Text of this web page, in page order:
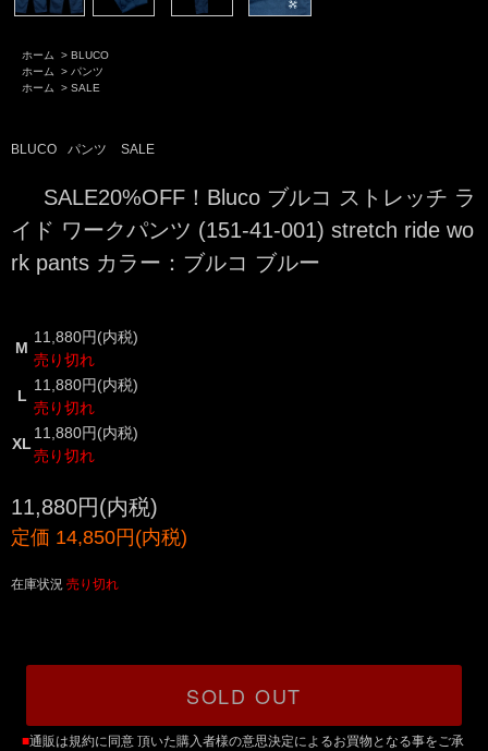
ホーム > BLUCO
ホーム
> パンツ
ホーム
> SALE
BLUCO パンツ SALE
SALE20%OFF！Bluco ブルコ ストレッチ ラ
イド ワークパンツ (151-41-001) stretch ride wo
rk pants カラー：ブルコ ブルー
M
11,880円(内税)
売り切れ
L
11,880円(内税)
売り切れ
XL
11,880円(内税)
売り切れ
11,880円(内税)
定価 14,850円(内税)
在庫状況 売り切れ
SOLD OUT
■通販は規約に同意 頂いた購入者様の意思決定によるお買物となる事をご承